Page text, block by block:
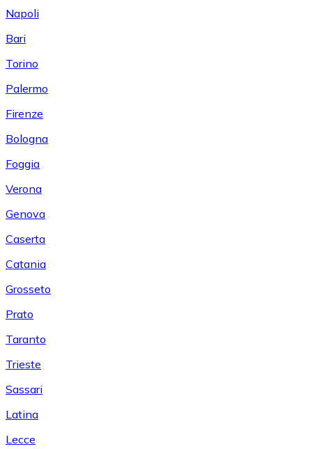
Napoli
Bari
Torino
Palermo
Firenze
Bologna
Foggia
Verona
Genova
Caserta
Catania
Grosseto
Prato
Taranto
Trieste
Sassari
Latina
Lecce